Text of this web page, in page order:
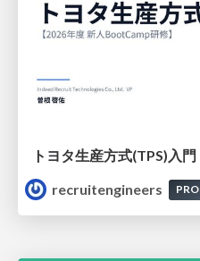
トヨタ⽣産⽅式(TPS)⼊⾨
recruitengineers
PRO